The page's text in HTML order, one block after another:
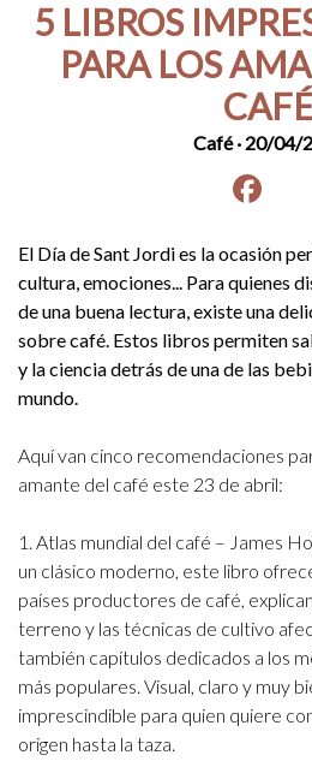
5 LIBROS
PARA LOS
Café· 20/04/
El Día de Sant Jordi es la ocasión
cultura, emociones... Para quienes
de una buena lectura, existe una
sobre café. Estos libros permiten
y la ciencia detrás de una de las
mundo.
Aquí van cinco recomendaciones
amante del café este 23 de abril:
1. Atlas mundial del café – James
un clásico moderno, este libro
países productores de café,
terreno y las técnicas de cultivo
también capítulos dedicados a los
más populares. Visual, claro y muy
imprescindible para quien quiere
origen hasta la taza.